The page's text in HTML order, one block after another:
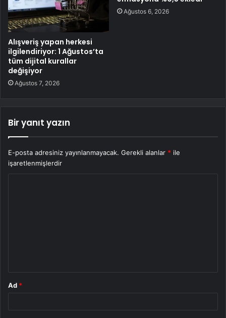
Alışveriş yapan herkesi
ilgilendiriyor: 1 Ağustos’ta
tüm dijital kurallar
değişiyor
Ağustos 7, 2026
Ağustos 6, 2026
Bir yanıt yazın
E-posta adresiniz yayınlanmayacak. Gerekli alanlar * ile
işaretlenmişlerdir
Ad *